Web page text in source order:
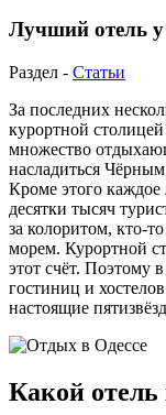
Лучший отель у
Раздел - Статьи
За последних
курортной
множество
насладиться
Кроме этого
десятки тысяч
за колоритом, кто-
морем. Курортной
этот счёт. Поэтому
гостиниц и
настоящие
Какой отель